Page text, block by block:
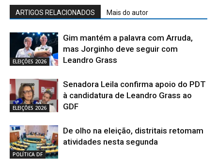
ARTIGOS RELACIONADOS Mais do autor
ELEIÇÕES 2026
Gim mantém a palavra com Arruda,
mas Jorginho deve seguir com
Leandro Grass
ELEIÇÕES 2026
Senadora Leila confirma apoio do PDT
à candidatura de Leandro Grass ao
GDF
POLÍTICA DF
De olho na eleição, distritais retomam
atividades nesta segunda